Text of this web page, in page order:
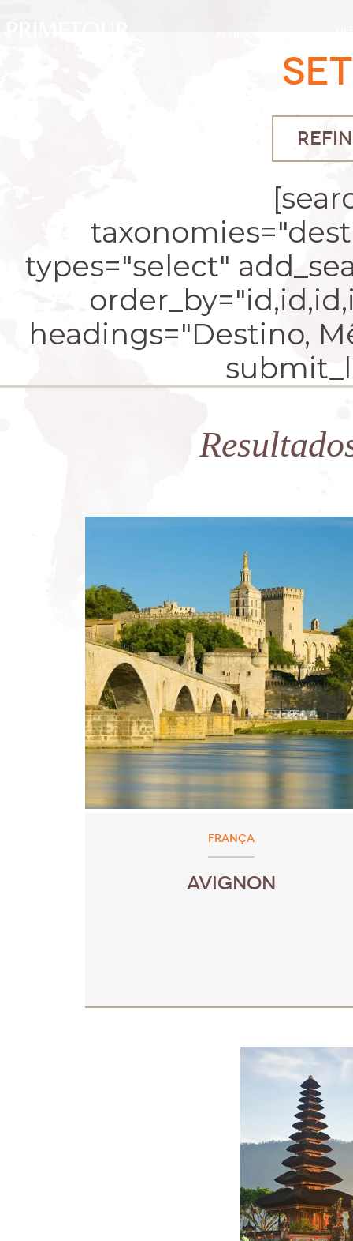
types="select"
headings="Destino,
FRANÇA
AVIGNON